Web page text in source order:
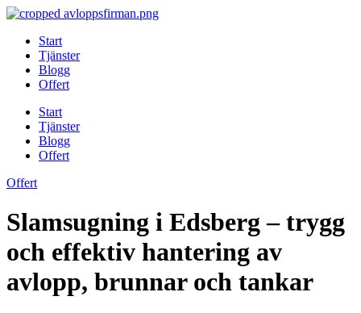
Skip
contentStart
Tjänster
Blogg
Offert
Start
Tjänster
Blogg
Offert
Offert
Slamsugning i Edsberg – trygg
och effektiv hantering av
avlopp, brunnar och tankar